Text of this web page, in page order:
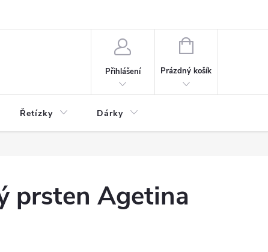
Přihlášení
NÁKUPNÍ
Prázdný košík
Řetízky Dárky
prsten Agetina